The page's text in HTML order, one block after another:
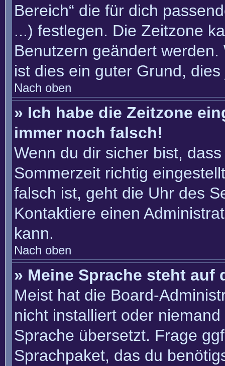
Bereich“ die für dich
...) festlegen. Die Zeitzone
Benutzern geändert
ist dies ein guter Grund,
Nach oben
» Ich habe die Zeitzone
immer noch falsch!
Wenn du dir sicher bist,
Sommerzeit richtig
falsch ist, geht die Uhr des
Kontaktiere einen
kann.
Nach oben
» Meine Sprache steht
Meist hat die Board-
nicht installiert oder
Sprache übersetzt. Frage
Sprachpaket, das du